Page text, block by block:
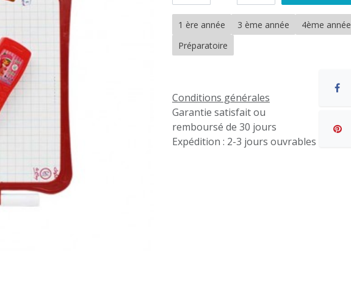
1 ère année 3 ème année 4ème année
Préparatoire
Conditions générales
Garantie satisfait ou
remboursé de 30 jours
Expédition : 2-3 jours ouvrables